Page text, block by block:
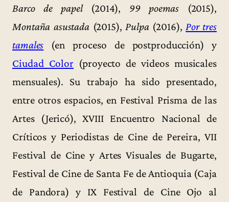
Barco de papel(2014), 99 poemas (2015),
Montaña asustada (2015), Pulpa(2016), Por tres
tamales (en proceso de postproducción) y
Ciudad Color (proyecto de videos musicales
mensuales). Su trabajo ha sido presentado,
entre otros espacios, en Festival Prisma de las
Artes (Jericó), XVIII Encuentro Nacional de
Críticos y Periodistas de Cine de Pereira, VII
Festival de Cine y Artes Visuales de Bugarte,
Festival de Cine de Santa Fe de Antioquia (Caja
de Pandora) y IX Festival de Cine Ojo al